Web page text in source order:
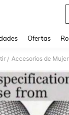
Ofertas
/ Accesorios de Mujer